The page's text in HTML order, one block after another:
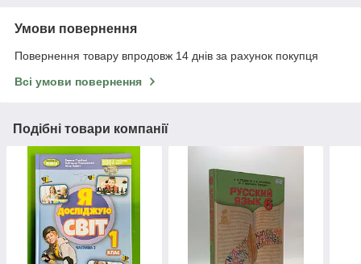
Умови повернення
Повернення товару впродовж 14 днів за рахунок покупця
Всі умови повернення
Подібні товари компанії